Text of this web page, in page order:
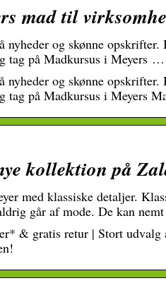
mad til
nyheder og skønne
tag på Madkursus i Meyers …
nyheder og skønne
på Madkursus i Meyers
kollektion på
med klassiske detaljer.
går af mode. De kan
& gratis retur | Stort udvalg